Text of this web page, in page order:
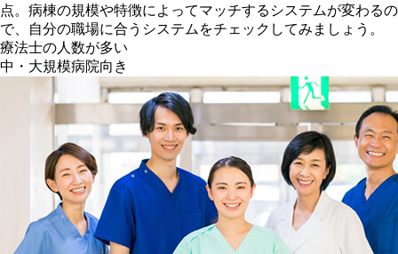
点。病棟の規模や特徴によってマッチするシステムが変わるの
で、自分の職場に合うシステムをチェックしてみましょう。
療法士の人数が多い
中・大規模病院向き